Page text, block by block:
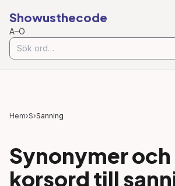
Showusthecode
A–Ö
Hem›S›Sanning
Synonymer och
korsord till